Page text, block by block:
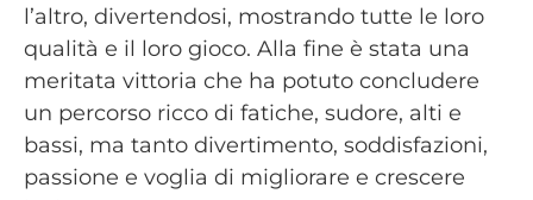
l’altro, divertendosi, mostrando tutte le loro
qualità e il loro gioco. Alla fine è stata una
meritata vittoria che ha potuto concludere
un percorso ricco di fatiche, sudore, alti e
bassi, ma tanto divertimento, soddisfazioni,
passione e voglia di migliorare e crescere